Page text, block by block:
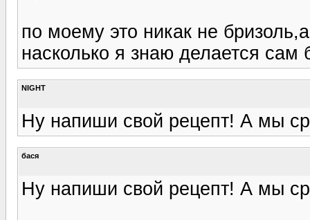
по моему это никак не
насколько я знаю делается
NIGHT
Ну напиши свой рецепт! А мы
бася
Ну напиши свой рецепт! А мы